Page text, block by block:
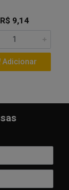
R$ 9,14
Adicionar